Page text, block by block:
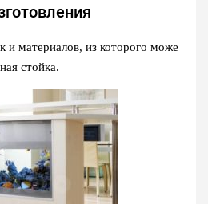
и материалов, из которого може
стойка.